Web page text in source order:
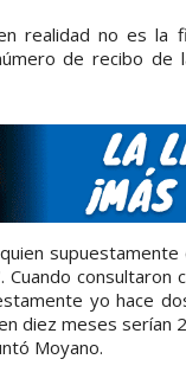
realidad no es la
de recibo de
consultaron
yo hace
diez meses serían
Moyano.